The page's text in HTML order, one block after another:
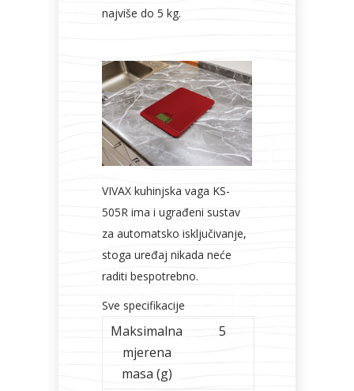
najviše do 5 kg.
VIVAX kuhinjska vaga KS-
505R ima i ugrađeni sustav
za automatsko isključivanje,
stoga uređaj nikada neće
raditi bespotrebno.
Sve specifikacije
Maksimalna
mjerena
masa (g)
5